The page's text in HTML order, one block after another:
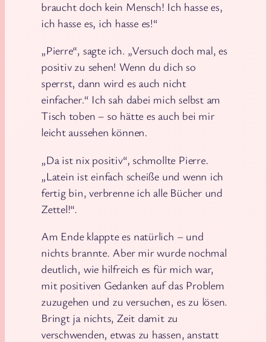
braucht doch kein Mensch! Ich hasse es,
ich hasse es, ich hasse es!“
„Pierre“, sagte ich. „Versuch doch mal, es
positiv zu sehen! Wenn du dich so
sperrst, dann wird es auch nicht
einfacher.“ Ich sah dabei mich selbst am
Tisch toben – so hätte es auch bei mir
leicht aussehen können.
„Da ist nix positiv“, schmollte Pierre.
„Latein ist einfach scheiße und wenn ich
fertig bin, verbrenne ich alle Bücher und
Zettel!“.
Am Ende klappte es natürlich – und
nichts brannte. Aber mir wurde nochmal
deutlich, wie hilfreich es für mich war,
mit positiven Gedanken auf das Problem
zuzugehen und zu versuchen, es zu lösen.
Bringt ja nichts, Zeit damit zu
verschwenden, etwas zu hassen, anstatt